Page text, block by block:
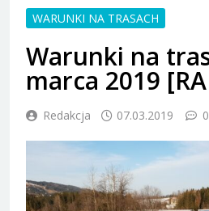
WARUNKI NA TRASACH
Warunki na
marca 2019
Redakcja 07.03.2019 0